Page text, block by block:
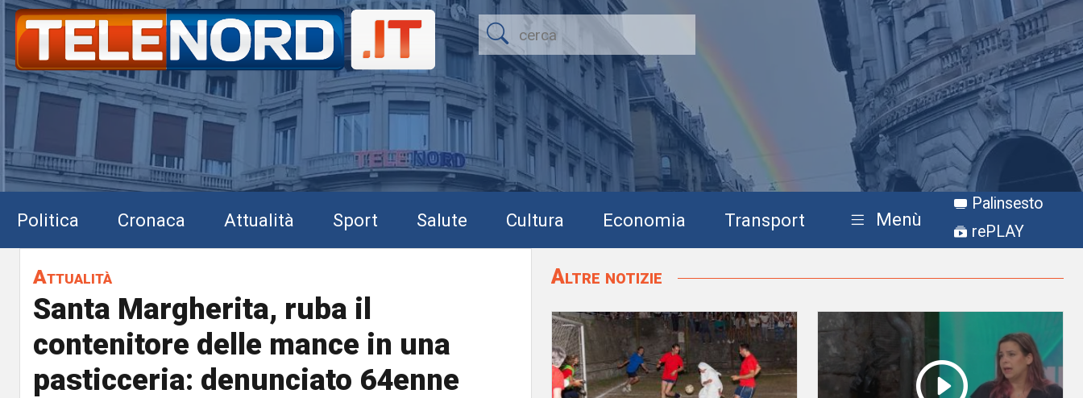
Politica Cronaca Attualità Sport Salute Cultura Economia Transport Menù
Palinsesto
rePLAY
Attualità
Santa Margherita, ruba il
contenitore delle mance in una
pasticceria: denunciato 64enne
Altre notizie